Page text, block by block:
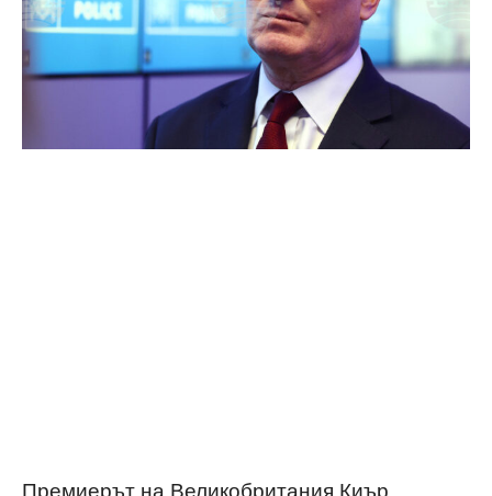
Премиерът на Великобритания Киър